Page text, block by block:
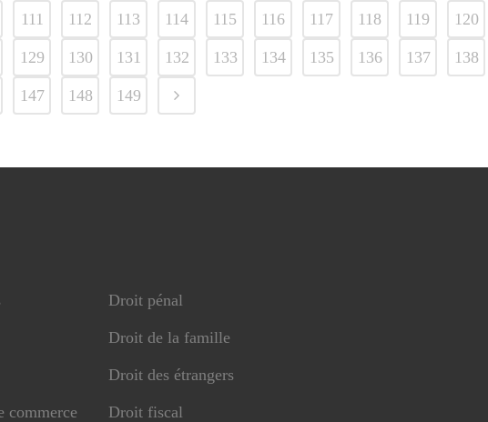
111 112 113 114 115 116 117 118 119 120
129 130 131 132 133 134 135 136 137 138
147 148 149
commerce
Droit pénal
Droit de la famille
Droit des étrangers
Droit fiscal